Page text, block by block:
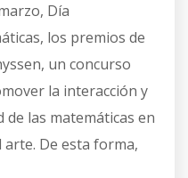
Día
los premios de
un concurso
la interacción y
las matemáticas en
De esta forma,